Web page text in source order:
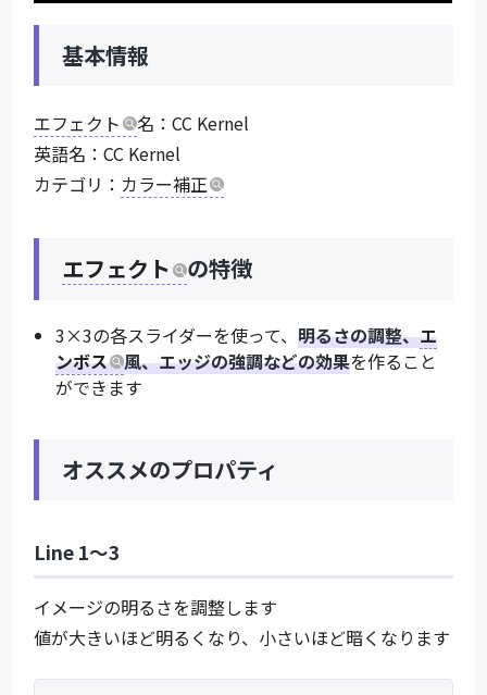
基本情報
エフェクト
名：CC Kernel
英語名：CC Kernel
カテゴリ： カラー補正
エフェクト の特徴
3×3の各スライダーを使って、明るさの調整、エ
ンボス
風、エッジの強調などの効果を作ること
ができます
オススメのプロパティ
Line 1～3
イメージの明るさを調整します
値が大きいほど明るくなり、小さいほど暗くなります